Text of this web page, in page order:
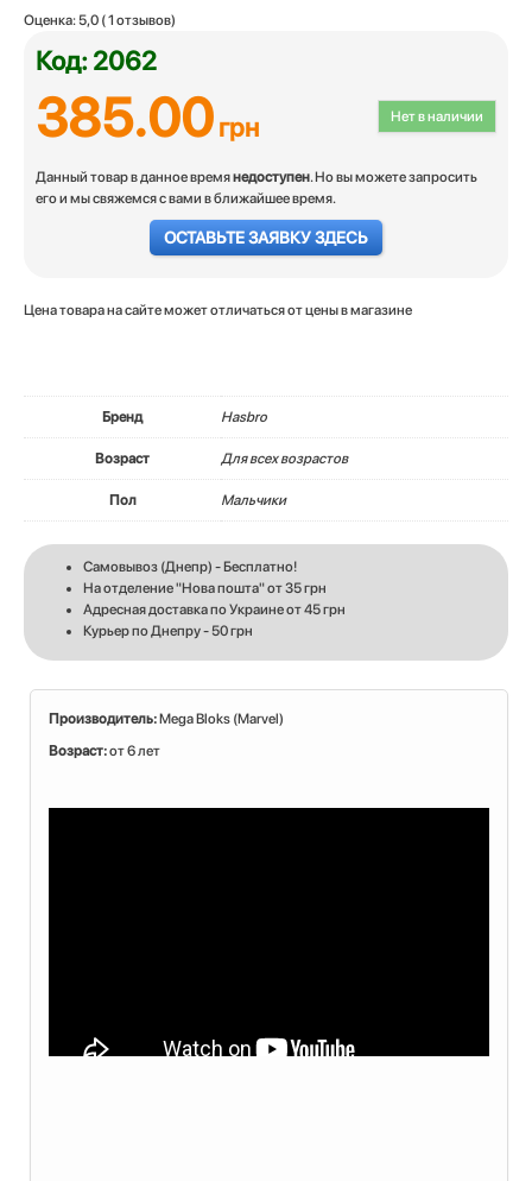
Оценка: 5,0 (1 отзывов)
Код: 2062
Нет в наличии
385.00грн
Данный товар в данное времянедоступен. Но вы можете запросить
его и мы свяжемся с вами в ближайшее время.
ОСТАВЬТЕ ЗАЯВКУ ЗДЕСЬ
Цена товара на сайте может отличаться от цены в магазине
Бренд Hasbro
Возраст Для всех возрастов
Пол Мальчики
Самовывоз (Днепр) - Бесплатно!
На отделение "Нова пошта" от 35 грн
Адресная доставка по Украине от 45 грн
Курьер по Днепру - 50 грн
Производитель:Mega Bloks (Marvel)
Возраст:от 6 лет